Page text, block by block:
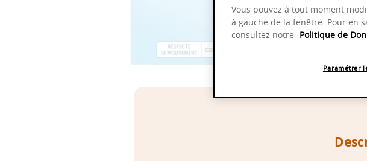
Vous pouvez à tout moment
à gauche de la fenêtre. Pour en
consultez notre Politique de
Paramétrer